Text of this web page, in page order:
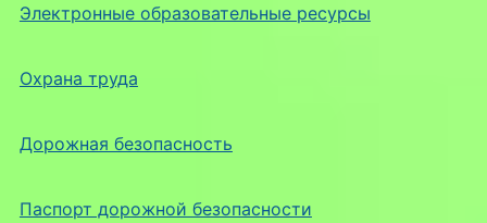
Электронные образовательные ресурсы
Охрана труда
Дорожная безопасность
Паспорт дорожной безопасности